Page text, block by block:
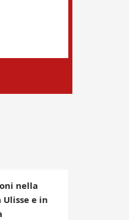
nella
e in